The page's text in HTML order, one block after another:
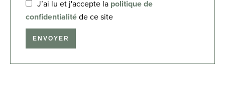
J’ai lu et j'accepte la politique de
confidentialitéde ce site
ENVOYER